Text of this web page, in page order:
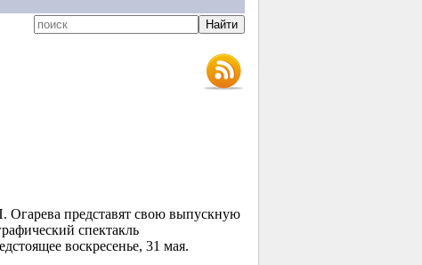
Огарева представят свою выпускную
спектакль
воскресенье, 31 мая.